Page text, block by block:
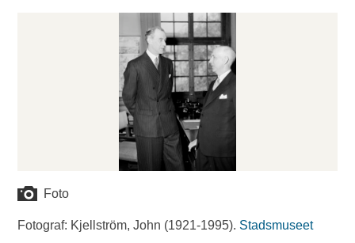
Foto
Fotograf: Kjellström, John (1921-1995). Stadsmuseet